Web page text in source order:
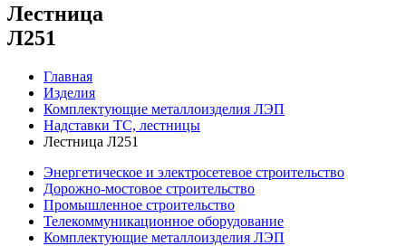
Лестница
Л251
Главная
Изделия
Комплектующие металлоизделия ЛЭП
Надставки ТС, лестницы
Лестница Л251
Энергетическое и электросетевое строительство
Дорожно-мостовое строительство
Промышленное строительство
Телекоммуникационное оборудование
Комплектующие металлоизделия ЛЭП